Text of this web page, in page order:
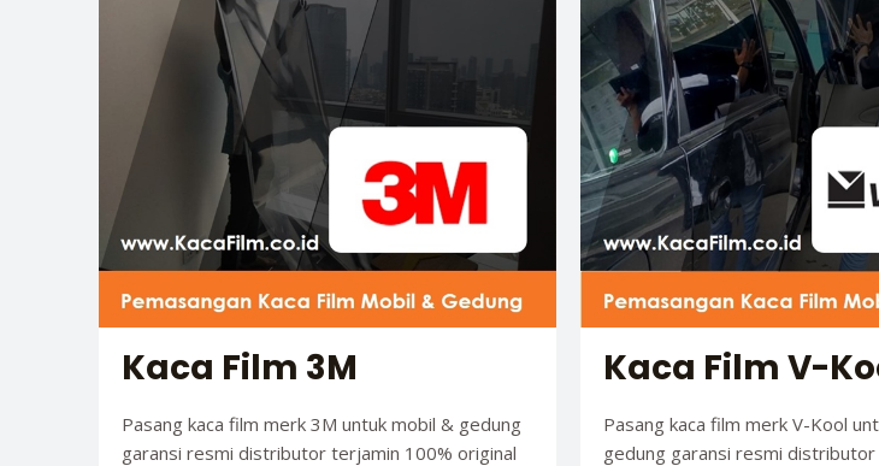
Kaca Film 3M
Pasang kaca film merk 3M untuk mobil & gedung
garansi resmi distributor terjamin 100% original
Kaca Film V-
Pasang kaca film merk V-Kool
gedung garansi resmi